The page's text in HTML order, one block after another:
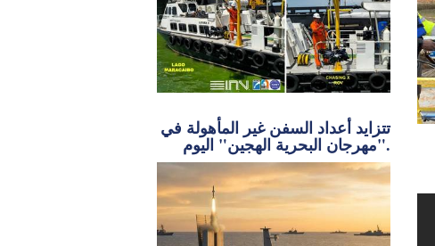
تتزايد أعداد السفن غير المأهولة في
"مهرجان البحرية الهجين" اليوم.